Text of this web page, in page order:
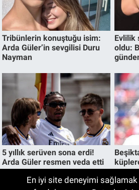
En iyi site deneyimi